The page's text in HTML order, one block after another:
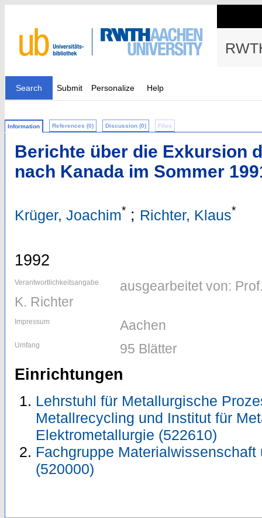
Search Submit Personalize Help
Information References (0) Discussion (0) Files
Berichte über die Exkursion
nach Kanada im Sommer
Krüger, Joachim* ; Richter, Klaus*
1992
Verantwortlichkeitsangabe
ausgearbeitet von:
K. Richter
Impressum Aachen
Umfang 95 Blätter
Einrichtungen
Lehrstuhl für Metallurgische
Metallrecycling und Institut für
Elektrometallurgie (522610)
Fachgruppe
(520000)